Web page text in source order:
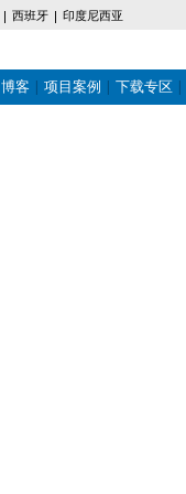
西班牙 印度尼西亚
博客 项目案例 下载专区